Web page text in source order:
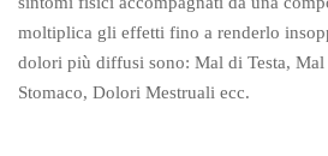
moltiplica gli effetti fino a renderlo
dolori più diffusi sono: Mal di Testa,
Stomaco, Dolori Mestruali ecc.